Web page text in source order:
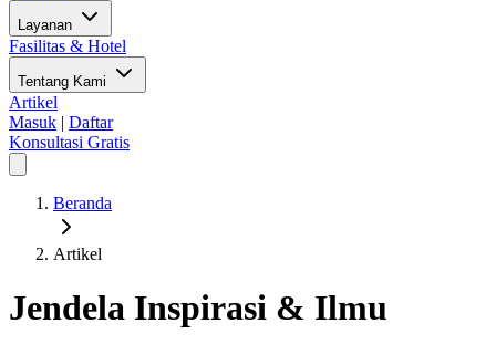
Layanan
Fasilitas & Hotel
Tentang Kami
Artikel
Masuk | Daftar
Konsultasi Gratis
Beranda
Artikel
Jendela Inspirasi & Ilmu